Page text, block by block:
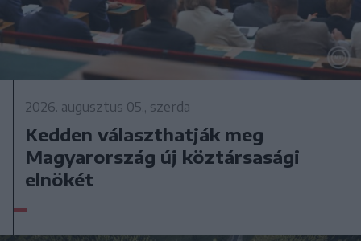
2026. augusztus 05., szerda
Kedden választhatják meg
Magyarország új köztársasági
elnökét